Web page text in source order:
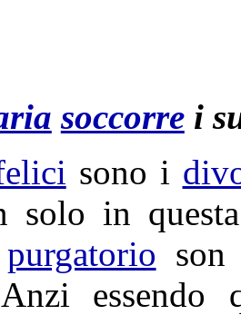
soccorrei
sono i
solo in
purgatorio
essendo